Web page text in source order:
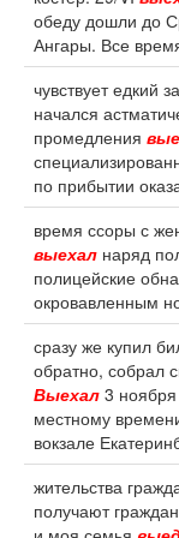
обеду дошли до
Ангары. Все
чувствует едкий
начался
промедления
по прибытии
время ссоры с
выехал наряд
полицейские
окровавленным
сразу же купил
обратно, собрал
Выехал 3
местному
вокзале
жительства
получают